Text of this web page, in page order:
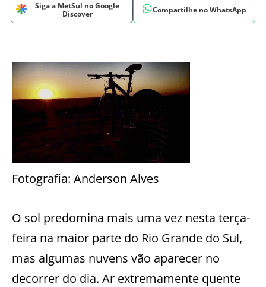
Siga a MetSul no Google
Discover
Compartilhe no WhatsApp
Fotografia: Anderson Alves
O sol predomina mais uma vez nesta terça-
feira na maior parte do Rio Grande do Sul,
mas algumas nuvens vão aparecer no
decorrer do dia. Ar extremamente quente